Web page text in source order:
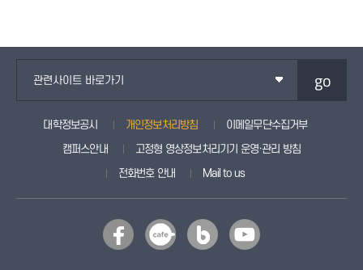
관련사이트 바로가기 go
대학정보공시 개인정보처리방침
이메일무단수집거부
캠퍼스안내
고정형 영상정보처리기기 운영·관리 방침
전화번호 안내
Mail to us